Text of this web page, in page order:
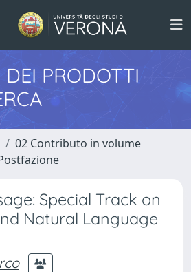
PRODOTTI
02 Contributo in volume
Special Track on
Natural Language